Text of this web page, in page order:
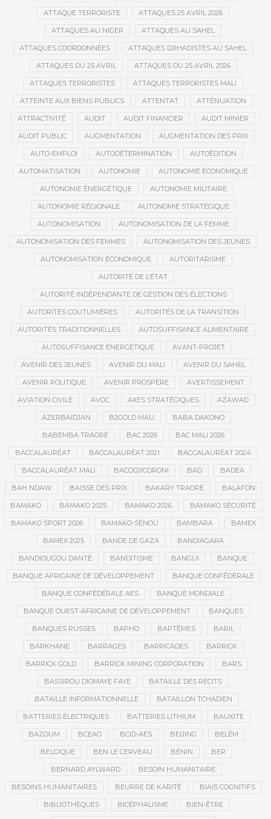
ATTAQUE TERRORISTE ATTAQUES 25 AVRIL 2026
ATTAQUES AU NIGER ATTAQUES AU SAHEL
ATTAQUES COORDONNÉES ATTAQUES DJIHADISTES AU SAHEL
ATTAQUES DU 25 AVRIL ATTAQUES DU 25 AVRIL 2026
ATTAQUES TERRORISTES ATTAQUES TERRORISTES MALI
ATTEINTE AUX BIENS PUBLICS ATTENTAT ATTÉNUATION
ATTRACTIVITÉ AUDIT AUDIT FINANCIER AUDIT MINIER
AUDIT PUBLIC AUGMENTATION AUGMENTATION DES PRIX
AUTO-EMPLOI AUTODÉTERMINATION AUTOÉDITION
AUTOMATISATION AUTONOMIE AUTONOMIE ÉCONOMIQUE
AUTONOMIE ÉNERGÉTIQUE AUTONOMIE MILITAIRE
AUTONOMIE RÉGIONALE AUTONOMIE STRATÉGIQUE
AUTONOMISATION AUTONOMISATION DE LA FEMME
AUTONOMISATION DES FEMMES AUTONOMISATION DES JEUNES
AUTONOMISATION ÉCONOMIQUE AUTORITARISME
AUTORITÉ DE L’ÉTAT
AUTORITÉ INDÉPENDANTE DE GESTION DES ÉLECTIONS
AUTORITÉS COUTUMIÈRES AUTORITÉS DE LA TRANSITION
AUTORITÉS TRADITIONNELLES AUTOSUFFISANCE ALIMENTAIRE
AUTOSUFFISANCE ÉNERGÉTIQUE AVANT-PROJET
AVENIR DES JEUNES AVENIR DU MALI AVENIR DU SAHEL
AVENIR POLITIQUE AVENIR PROSPÈRE AVERTISSEMENT
AVIATION CIVILE AVOC AXES STRATÉGIQUES AZAWAD
AZERBAÏDJAN B2GOLD MALI BABA DAKONO
BABEMBA TRAORÉ BAC 2026 BAC MALI 2026
BACCALAURÉAT BACCALAURÉAT 2021 BACCALAURÉAT 2024
BACCALAURÉAT MALI BACODJICORONI BAD BADEA
BAH NDAW BAISSE DES PRIX BAKARY TRAORÉ BALAFON
BAMAKO BAMAKO 2025 BAMAKO 2026 BAMAKO SÉCURITÉ
BAMAKO SPORT 2026 BAMAKO-SÉNOU BAMBARA BAMEX
BAMEX 2025 BANDE DE GAZA BANDIAGARA
BANDIOUGOU DANTÉ BANDITISME BANGUI BANQUE
BANQUE AFRICAINE DE DÉVELOPPEMENT BANQUE CONFÉDÉRALE
BANQUE CONFÉDÉRALE AES BANQUE MONDIALE
BANQUE OUEST-AFRICAINE DE DÉVELOPPEMENT BANQUES
BANQUES RUSSES BAPHO BAPTÊMES BARIL
BARKHANE BARRAGES BARRICADES BARRICK
BARRICK GOLD BARRICK MINING CORPORATION BARS
BASSIROU DIOMAYE FAYE BATAILLE DES RÉCITS
BATAILLE INFORMATIONNELLE BATAILLON TCHADIEN
BATTERIES ÉLECTRIQUES BATTERIES LITHIUM BAUXITE
BAZOUM BCEAO BCID-AES BEIJING BELÉM
BELGIQUE BEN LE CERVEAU BÉNIN BER
BERNARD AYLWARD BESOIN HUMANITAIRE
BESOINS HUMANITAIRES BEURRE DE KARITÉ BIAIS COGNITIFS
BIBLIOTHÈQUES BICÉPHALISME BIEN-ÊTRE